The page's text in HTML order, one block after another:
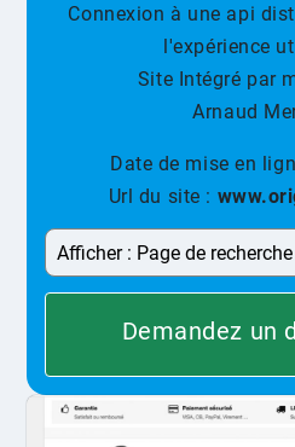
Connexion à une api
l'expérience
Site Intégré par
Arnaud
Date de mise en
Url du site :
Demandez un